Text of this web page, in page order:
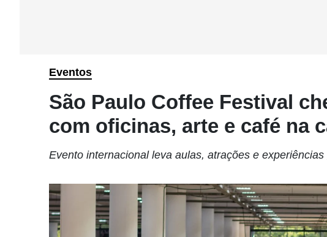
Eventos
São Paulo Coffee Festival
com oficinas, arte e café na
Evento internacional leva aulas, atrações e